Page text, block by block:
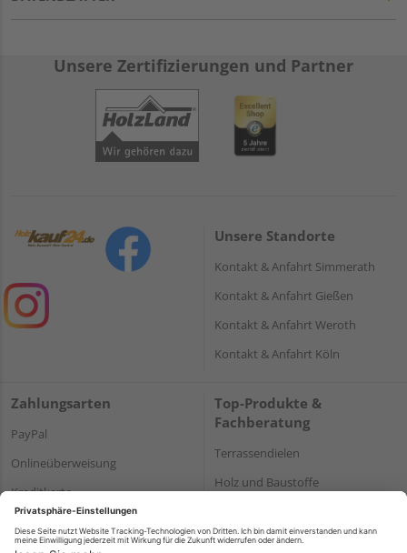
Unsere Zertifizierungen und Partner
Unsere Standorte
Kontakt & Anfahrt Simmerath
Kontakt & Anfahrt Gießen
Kontakt & Anfahrt Weroth
Kontakt & Anfahrt Köln
Zahlungsarten
PayPal
Onlineüberweisung
Kreditkarte
Rechnung*
Top-Produkte &
Fachberatung
Terrassendielen
Holz und Baustoffe